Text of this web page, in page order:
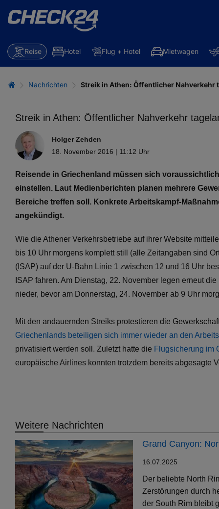
Reise Hotel Flug + Hotel Mietwagen
Nachrichten Streik in Athen: Öffentlicher Nahverkehr
Streik in Athen: Öffentlicher Nahverkehr
Holger Zehden
18. November 2016 | 11:12 Uhr
Reisende in Griechenland müssen sich
einstellen. Laut Medienberichten planen mehrere
Bereiche treffen soll. Konkrete Arbeitskampf-
angekündigt.
Wie die Athener Verkehrsbetriebe auf ihrer Website
bis 10 Uhr morgens komplett still (alle Zeitangaben sind
(ISAP) auf der U-Bahn Linie 1 zwischen 12 und 16 Uhr
ISAP fahren. Am Dienstag, 22. November legen erneut
nieder, bevor am Donnerstag, 24. November ab 9 Uhr
Mit den andauernden Streiks protestieren die
Griechenlands beteiligen sich immer wieder an den
privatisiert werden soll. Zuletzt hatte die Flugsicherung im
europäische Airlines konnten trotzdem bereits abgesagte
Weitere Nachrichten
Grand Canyon:
16.07.2025
Der beliebte North
Zerstörungen durch
der South Rim bleibt